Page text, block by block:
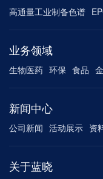
高通量工业制备色谱
业务领域
生物医药 环保 食品
新闻中心
公司新闻 活动展示 资
关于蓝晓